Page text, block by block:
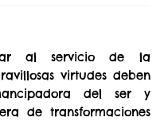
al servicio de la
virtudes deben
del ser y
de transformaciones